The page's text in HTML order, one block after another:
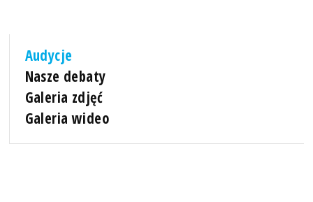
Audycje
Nasze debaty
Galeria zdjęć
Galeria wideo